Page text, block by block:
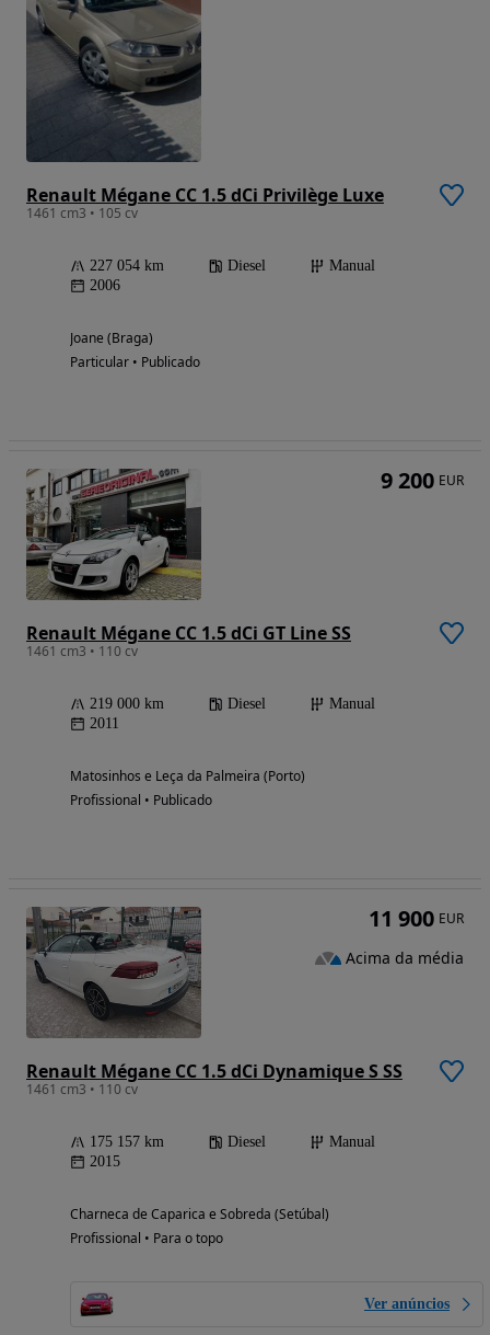
Renault Mégane CC 1.5 dCi Privilège Luxe
1461 cm3 • 105 cv
227 054 km Diesel
Manual
2006
Joane (Braga)
Particular • Publicado
Renault Mégane CC 1.5 dCi GT Line SS
1461 cm3 • 110 cv
219 000 km Diesel
Manual
2011
Matosinhos e Leça da Palmeira (Porto)
Profissional • Publicado
9 200 EUR
Renault Mégane CC 1.5 dCi Dynamique S SS
1461 cm3 • 110 cv
175 157 km Diesel
Manual
2015
Charneca de Caparica e Sobreda (Setúbal)
Profissional • Para o topo
Ver anúncios
11 900 EUR
Acima da média